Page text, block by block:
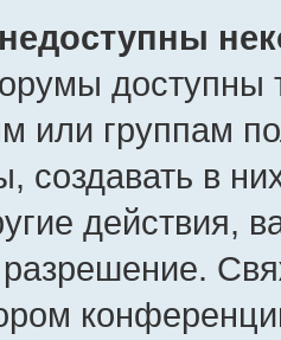
доступны
или группам
создавать в
действия,